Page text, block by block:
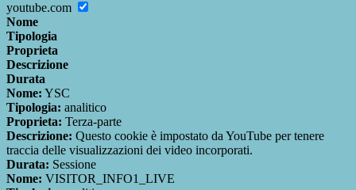
youtube.com
Nome
Tipologia
Proprieta
Descrizione
Durata
Nome: YSC
Tipologia: analitico
Proprieta: Terza-parte
Descrizione: Questo cookie è impostato da YouTube per tenere
traccia delle visualizzazioni dei video incorporati.
Durata: Sessione
Nome: VISITOR_INFO1_LIVE